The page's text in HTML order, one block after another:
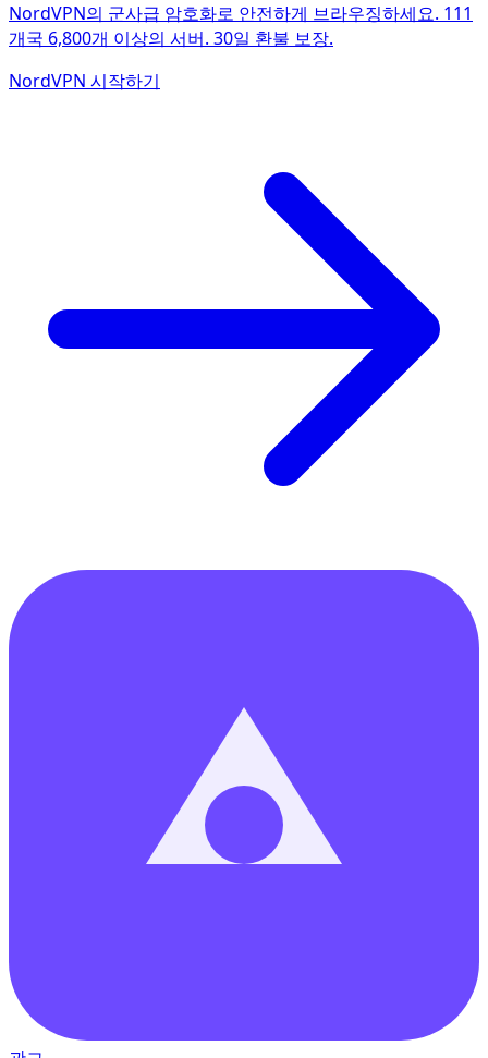
NordVPN의 군사급 암호화로 안전하게 브라우징하세요. 111
개국 6,800개 이상의 서버. 30일 환불 보장.
NordVPN 시작하기